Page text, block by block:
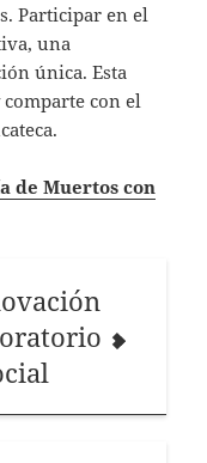
Participar en el
una
única. Esta
con el
de Muertos con